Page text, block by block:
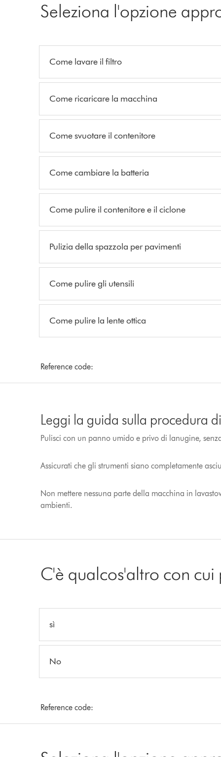
Seleziona l'opzione
Come lavare il filtro
Come ricaricare la macchina
Come svuotare il contenitore
Come cambiare la batteria
Come pulire il contenitore e il ciclone
Pulizia della spazzola per pavimenti
Come pulire gli utensili
Come pulire la lente ottica
Reference code:
Leggi la guida sulla procedura
Pulisci con un panno umido e privo di lanugine,
Assicurati che gli strumenti siano completamente
Non mettere nessuna parte della macchina in
ambienti.
C'è qualcos'altro con
sì
No
Reference code: